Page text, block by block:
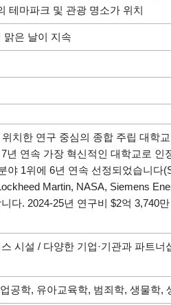
테마파크 및 관광 명소가 위치
맑은 날이 지속
치한 연구 중심의 종합 주립 대학
연속 가장 혁신적인 대학교로
야 1위에 6년 연속 선정되었습니
Martin, NASA, Siemens
다. 2024-25년 연구비 $2억 3,740
시설 / 다양한 기업·기관과 파트
공학, 유아교육학, 범죄학, 생물학,